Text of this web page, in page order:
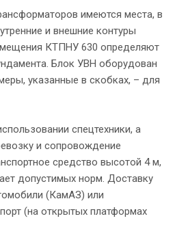
имеются места, в
и внешние контуры
КТПНУ 630 определяют
Блок УВН оборудован
указанные в скобках, – для
спецтехники, а
и сопровождение
средство высотой 4 м,
допустимых норм. Доставку
(КамАЗ) или
(на открытых платформах